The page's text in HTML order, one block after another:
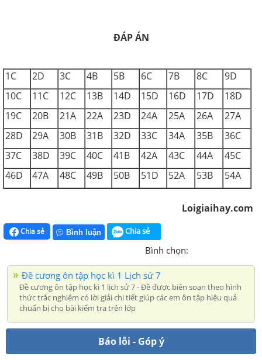
ĐÁP ÁN
1C 2D 3C 4B 5B 6C 7B 8C
9D
10C
11C 12C 13B 14D 15D 16D 17D
18D
19C
20B 21A 22A 23D 24A 25A 26A
27A
28D
29A 30B 31B 32D 33C 34A 35B
36C
37C
38D 39C 40C 41B 42A 43C 44A
45C
46D
47A 48C 49B 50B 51D 52A 53B 54A
Loigiaihay.com
Chia sẻ Bình luận Chia sẻ
Bình chọn:
Đề cương ôn tập học kì 1 Lịch sử 7
Đề cương ôn tập học kì 1 lịch sử 7 - Đề được biên soạn theo hình
thức trắc nghiệm có lời giải chi tiết giúp các em ôn tập hiệu quả
chuẩn bị cho bài kiểm tra trên lớp
Báo lỗi - Góp ý